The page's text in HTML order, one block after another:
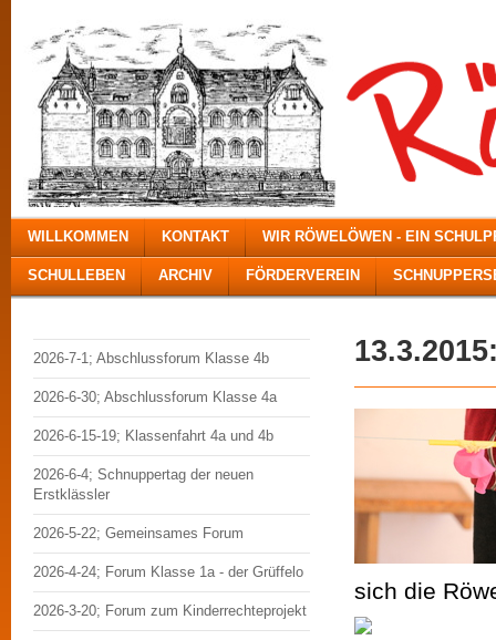
WILLKOMMEN KONTAKT WIR RÖWELÖWEN - EIN
SCHULLEBEN ARCHIV FÖRDERVEREIN
2026-7-1; Abschlussforum Klasse 4b
2026-6-30; Abschlussforum Klasse 4a
2026-6-15-19; Klassenfahrt 4a und 4b
2026-6-4; Schnuppertag der neuen
Erstklässler
2026-5-22; Gemeinsames Forum
2026-4-24; Forum Klasse 1a - der Grüffelo
2026-3-20; Forum zum Kinderrechteprojekt
sich die